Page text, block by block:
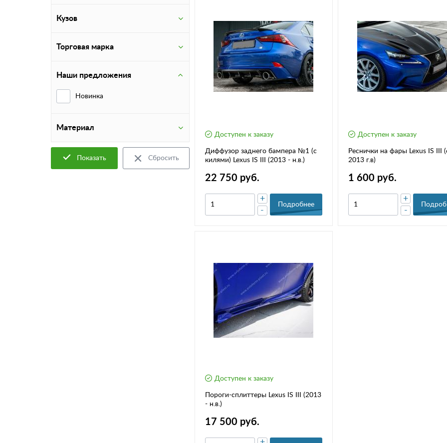
Кузов
Торговая марка
Наши предложения
Новинка
Материал
Показать Сбросить
Доступен к заказу
Диффузор заднего бампера №1 (с
килями) Lexus IS III (2013 - н.в.)
22 750 руб.
-
+
Подробнее
Доступен к заказу
Реснички на фары Lexus IS III
2013 г.в)
1 600 руб.
-
+
Доступен к заказу
Пороги-сплиттеры Lexus IS III (2013
- н.в.)
17 500 руб.